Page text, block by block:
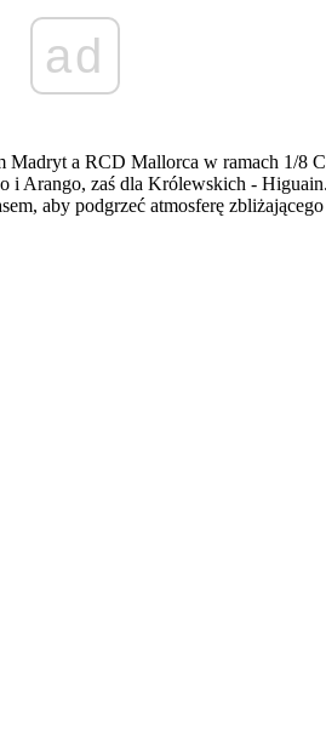
ad
a RCD Mallorca w ramach 1/8
Arango, zaś dla Królewskich -
aby podgrzeć atmosferę